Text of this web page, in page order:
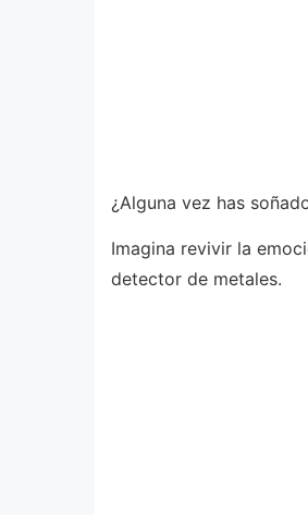
¿Alguna vez has
Imagina revivir la
detector de metales.